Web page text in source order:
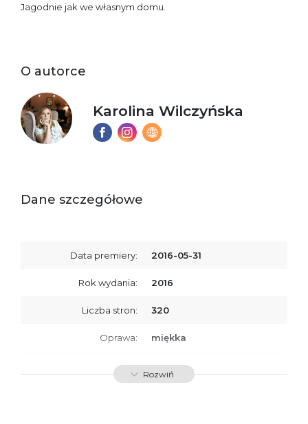
Jagodnie jak we własnym domu.
O autorce
Karolina Wilczyńska
Dane szczegółowe
Data premiery: 2016-05-31
Rok wydania: 2016
Liczba stron: 320
Oprawa: miękka
ISBN 9788379764174
Rozwiń